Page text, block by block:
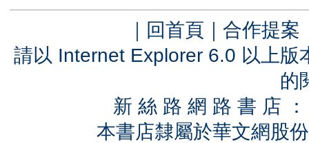
｜ 回首頁 ｜ 合作提案
請以 Internet Explorer 6.0 以上
的
新 絲 路 網 路 書 店
本書店隸屬於華文網股